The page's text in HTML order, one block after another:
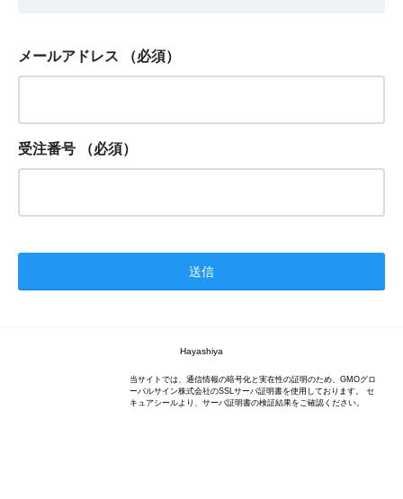
メールアドレス （必須）
受注番号 （必須）
Hayashiya
当サイトでは、通信情報の暗号化と実在性の証明のため、GMOグロ
ーバルサイン株式会社のSSLサーバ証明書を使用しております。 セ
キュアシールより、サーバ証明書の検証結果をご確認ください。